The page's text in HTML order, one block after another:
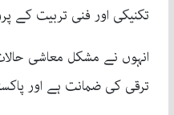
تکنیکی اور فنی تربیت کے
انہوں نے مشکل معاشی
ترقی کی ضمانت ہے اور